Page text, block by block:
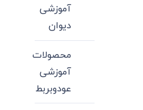
آموزشی
دیوان
محصولات
آموزشی
عودوبربط